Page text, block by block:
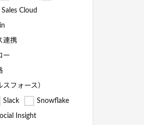
Sales Cloud
連携
ー
フォース）
Slack Snowflake
Insight